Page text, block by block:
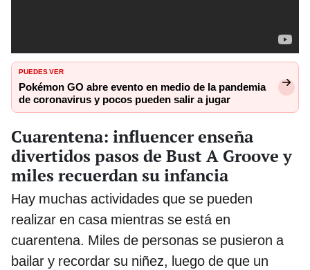
PUEDES VER
Pokémon GO abre evento en medio de la pandemia
de coronavirus y pocos pueden salir a jugar
Cuarentena: influencer enseña
divertidos pasos de Bust A Groove y
miles recuerdan su infancia
Hay muchas actividades que se pueden
realizar en casa mientras se está en
cuarentena. Miles de personas se pusieron a
bailar y recordar su niñez, luego de que un